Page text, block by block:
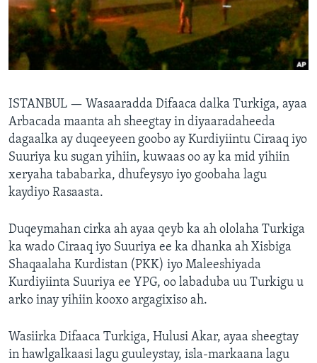
FAAQIDAADDA TODDOBAADKA
DHEXTAALKA TODDOBAADKA
ISTANBUL — Wasaaradda Difaaca dalka Turkiga, ayaa
Arbacada maanta ah sheegtay in diyaaradaheeda
dagaalka ay duqeeyeen goobo ay Kurdiyiintu Ciraaq iyo
Suuriya ku sugan yihiin, kuwaas oo ay ka mid yihiin
xeryaha tababarka, dhufeysyo iyo goobaha lagu
kaydiyo Rasaasta.
Duqeymahan cirka ah ayaa qeyb ka ah ololaha Turkiga
ka wado Ciraaq iyo Suuriya ee ka dhanka ah Xisbiga
Shaqaalaha Kurdistan (PKK) iyo Maleeshiyada
Kurdiyiinta Suuriya ee YPG, oo labaduba uu Turkigu u
arko inay yihiin kooxo argagixiso ah.
Wasiirka Difaaca Turkiga, Hulusi Akar, ayaa sheegtay
in hawlgalkaasi lagu guuleystay, isla-markaana lagu